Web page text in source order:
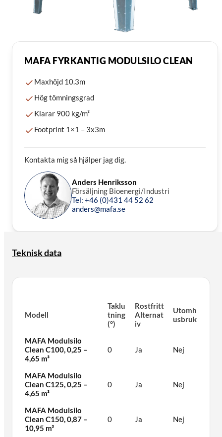
MAFA FYRKANTIG MODULSILO CLEAN
Maxhöjd 10.3m
Hög tömningsgrad
Klarar 900 kg/m³
Footprint 1×1 – 3x3m
Kontakta mig så hjälper jag dig.
Anders Henriksson
Försäljning Bioenergi/Industri
Tel: +46 (0)431 44 52 62
anders@mafa.se
Teknisk data
Modell
Taklu
tning
(°)
Rostfritt
Alternat
iv
Utomh
usbruk
MAFA Modulsilo
Clean C100, 0,25 –
4,65 m³
0 Ja Nej
MAFA Modulsilo
Clean C125, 0,25 –
4,65 m³
0 Ja Nej
MAFA Modulsilo
Clean C150, 0,87 –
10,95 m³
0 Ja Nej